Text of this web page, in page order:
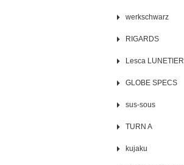
werkschwarz
RIGARDS
Lesca LUNETIER
GLOBE SPECS
sus-sous
TURN A
kujaku